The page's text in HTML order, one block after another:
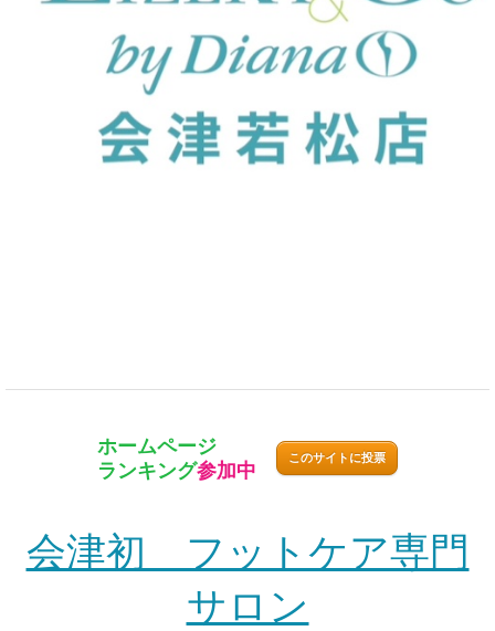
ホームページ
ランキング参加中
このサイトに投票
会津初 フットケア専門
サロン